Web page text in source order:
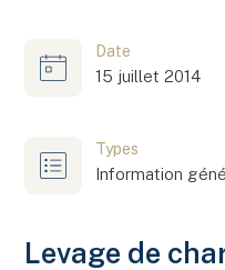
Date
15 juillet 2014
Types
Information
Levage de